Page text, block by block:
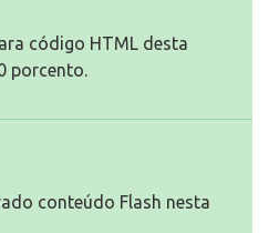
código HTML desta
porcento.
conteúdo Flash nesta